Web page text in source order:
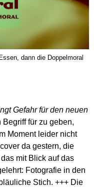
dann die Doppelmoral
Gefahr für den neuen
Begriff für zu geben,
Moment leider nicht
da gestern, die
mit Blick auf das
Fotografie in den
Stich. +++ Die